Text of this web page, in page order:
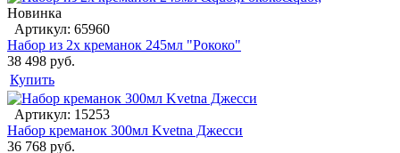
Новинка
Артикул: 65960
Набор из 2х креманок 245мл "Рококо"
38 498 руб.
Купить
Артикул: 15253
Набор креманок 300мл Kvetna Джесси
36 768 руб.